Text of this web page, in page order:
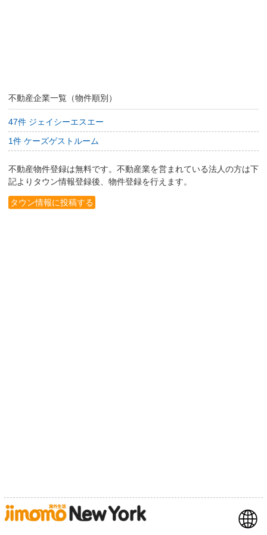
不動産企業一覧（物件順別）
47件 ジェイシーエスエー
1件 ケーズゲストルーム
不動産物件登録は無料です。不動産業を営まれている法人の方は下
記よりタウン情報登録後、物件登録を行えます。
タウン情報に投稿する